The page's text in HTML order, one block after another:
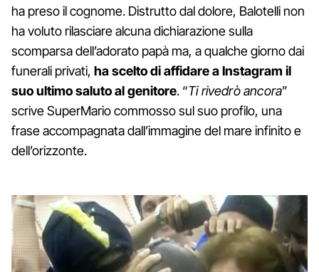
ha preso il cognome. Distrutto dal dolore, Balotelli non
ha voluto rilasciare alcuna dichiarazione sulla
scomparsa dell’adorato papà ma, a qualche giorno dai
funerali privati, ha scelto di affidare a Instagram il
suo ultimo saluto al genitore. “Ti rivedrò ancora”
scrive SuperMario commosso sul suo profilo, una
frase accompagnata dall’immagine del mare infinito e
dell’orizzonte.